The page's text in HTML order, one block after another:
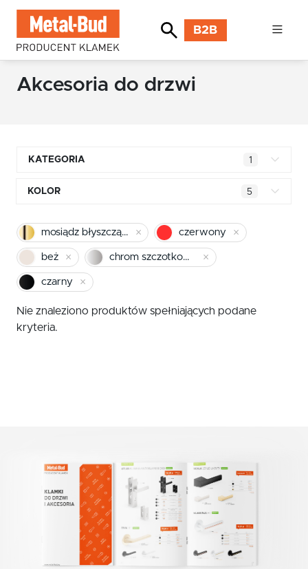
B2B
Akcesoria do drzwi
KATEGORIA 1
Klamki kwadratowe
Klamki INOX stal nierdzewna
Klamki premium
Klamki z długim szyldem
Klamki zewnętrzne
KOLOR 5
chrom
pomarańczowy
czerwony
brąz
grafit
chrom szczotkowany mat
nikiel szczotkowany
mosiądz błyszczący czerwony
beż chrom szczotkowany mat
czarny
Nie znaleziono produktów spełniających podane
kryteria.